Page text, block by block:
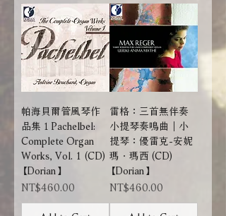
帕海貝爾管風琴作
品集１Pachelbel:
Complete Organ
Works, Vol. 1 (CD)
【Dorian】
Price
NT$460.00
雷格：三首無伴奏
小提琴奏鳴曲｜小
提琴：優雷克-安妮
瑪．瑪西 (CD)
【Dorian】
Price
NT$460.00